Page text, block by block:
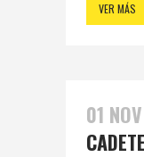
VER MÁS
01 NOV